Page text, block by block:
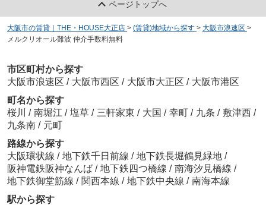
ページトップへ
大阪市の賃貸｜THE・HOUSE大正店 > (賃貸)地域から探す > 大阪市浪速区 >
メルクリオール難波 仲介手数料無料
市区町村から探す
大阪市浪速区 / 大阪市西区 / 大阪市大正区 / 大阪市港区
町名から探す
桜川 / 南堀江 / 塩草 / 三軒家東 / 大国 / 幸町 / 九条 / 敷津西 /
九条南 / 元町
路線から探す
大阪環状線 / 地下鉄千日前線 / 地下鉄長堀鶴見緑地 /
阪神電鉄阪神なんば / 地下鉄四つ橋線 / 南海汐見橋線 /
地下鉄御堂筋線 / 関西本線 / 地下鉄中央線 / 南海本線
駅から探す